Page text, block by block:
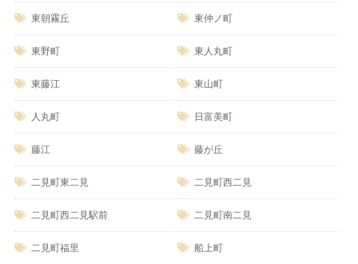
東朝霧丘 東仲ノ町
東野町 東人丸町
東藤江 東山町
人丸町 日富美町
藤江 藤が丘
二見町東二見 二見町西二見
二見町西二見駅前 二見町南二見
二見町福里 船上町